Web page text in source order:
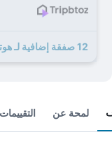
12 صفقة إضافية لـ هوتل راوم
لمحة عن التقييمات